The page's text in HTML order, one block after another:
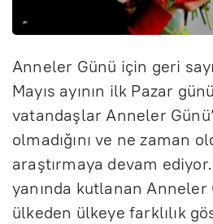
Anneler Günü için geri
Mayıs ayının ilk Pazar
vatandaşlar Anneler
olmadığını ve ne zaman
araştırmaya devam
yanında kutlanan Anneler
ülkeden ülkeye farklılık